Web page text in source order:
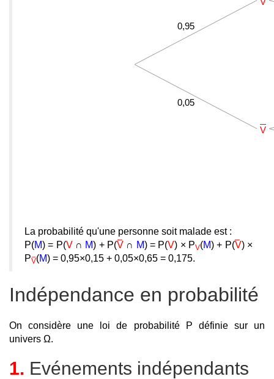
La probabilité qu'une personne soit malade est :
P(M) = P(V∩ M) + P(V ∩ M) = P(V) × PV(M) + P(V) ×
PV(M) = 0,95×0,15 + 0,05×0,65 = 0,175.
Indépendance en probabilité
On considère une loi de probabilité P définie sur un
univers Ω.
1. Evénements indépendants